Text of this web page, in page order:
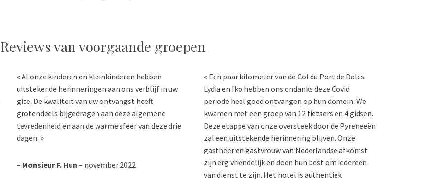
Reviews van voorgaande groepen
« Al onze kinderen en kleinkinderen hebben
uitstekende herinneringen aan ons verblijf in uw
gite. De kwaliteit van uw ontvangst heeft
grotendeels bijgedragen aan deze algemene
tevredenheid en aan de warme sfeer van deze drie
dagen. »
– Monsieur F. Hun– november 2022
« Een paar kilometer van de Col du Port de Bales.
Lydia en Iko hebben ons ondanks deze Covid
periode heel goed ontvangen op hun domein. We
kwamen met een groep van 12 fietsers en 4 gidsen.
Deze etappe van onze oversteek door de Pyreneeën
zal een uitstekende herinnering blijven. Onze
gastheer en gastvrouw van Nederlandse afkomst
zijn erg vriendelijk en doen hun best om iedereen
van dienst te zijn. Het hotel is authentiek